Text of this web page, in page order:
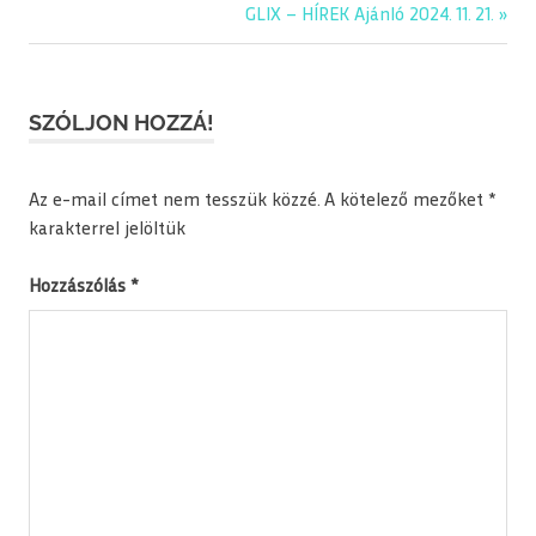
navigáció
Next
Post:
GLIX – HÍREK Ajánló 2024. 11. 21.
SZÓLJON HOZZÁ!
Az e-mail címet nem tesszük közzé. A kötelező mezőket *
karakterrel jelöltük
Hozzászólás *